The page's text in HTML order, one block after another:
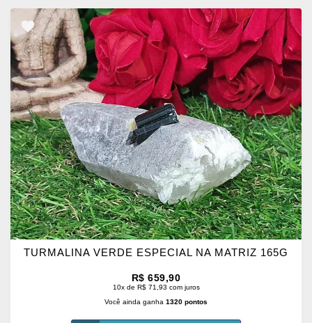
ADICIONAR
OS
FAVORITOS
TURMALINA VERDE ESPECIAL NA MATRIZ 165G
R$ 659,90
10x de R$ 71,93 com juros
Você ainda ganha 1320 pontos